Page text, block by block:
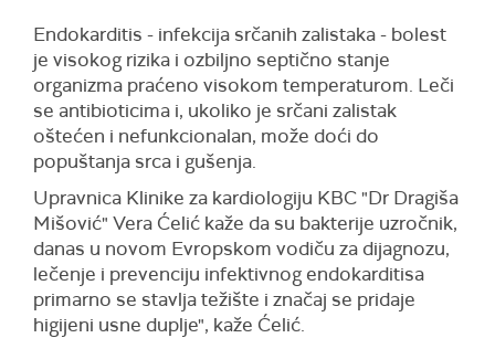
Endokarditis - infekcija srčanih zalistaka - bolest
je visokog rizika i ozbiljno septično stanje
organizma praćeno visokom temperaturom. Leči
se antibioticima i, ukoliko je srčani zalistak
oštećen i nefunkcionalan, može doći do
popuštanja srca i gušenja.
Upravnica Klinike za kardiologiju KBC "Dr Dragiša
Mišović" Vera Ćelić kaže da su bakterije uzročnik,
danas u novom Evropskom vodiču za dijagnozu,
lečenje i prevenciju infektivnog endokarditisa
primarno se stavlja težište i značaj se pridaje
higijeni usne duplje", kaže Ćelić.